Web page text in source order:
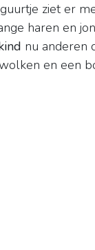
ziet er
haren en
nu anderen
en een